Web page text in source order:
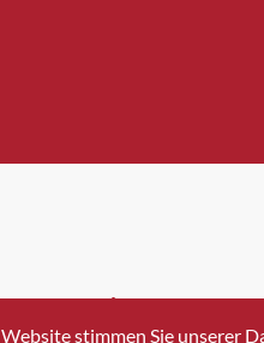
+41 43 336 40
stimmen Sie unserer